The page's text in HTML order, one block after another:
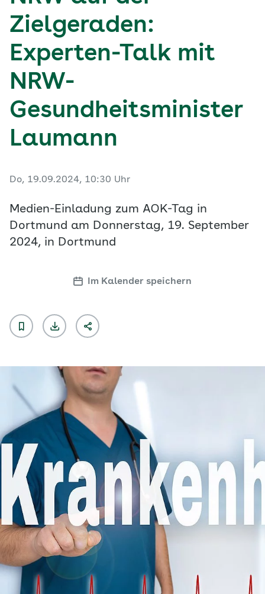
Zielgeraden:
Experten-Talk mit
NRW-
Gesundheitsminister
Laumann
Do, 19.09.2024, 10:30 Uhr
Medien-Einladung zum AOK-Tag in
Dortmund am Donnerstag, 19. September
2024, in Dortmund
Im Kalender speichern